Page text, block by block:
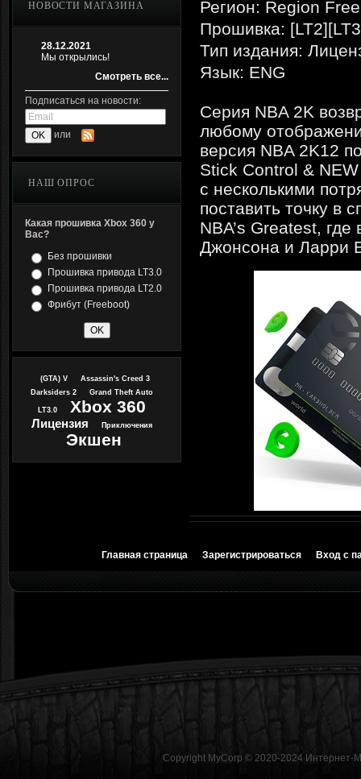
НОВОСТИ МАГАЗИНА
28.12.2021
Мы открылись!
Смотреть все...
Подписаться на новости:
или
НАШ ОПРОС
Какая прошивка Xbox 360 у
Вас?
Без прошивки
Прошивка привода LT3.0
Прошивка привода LT2.0
Фрибут (Freeboot)
(GTA) V
Assassin's Creed 3
Darksiders 2
Grand Theft Auto
LT3.0 Xbox 360
Лицензия Приключения
Экшен
Регион: Region Free
Прошивка:
Тип издания:
Язык: ENG
Серия NBA 2K
любому
версия NBA 2K12
Stick Control &
с несколькими
поставить точку
NBA’s Greatest,
Джонсона и Ларри
Главная страница Зарегистрироваться Вход с
Copyright MyCorp © 2020-2024 Интернет-